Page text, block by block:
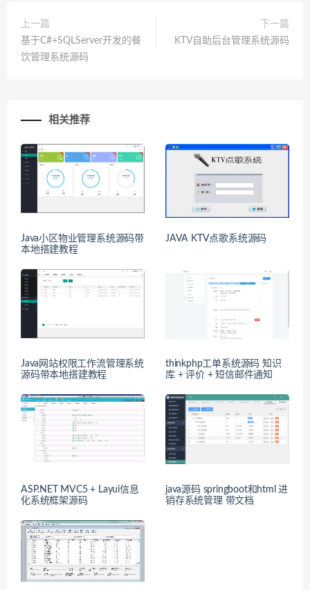
上一篇
基于C#+SQLServer开发的餐
饮管理系统源码
下一篇
KTV自助后台管理系统源码
相关推荐
Java小区物业管理系统源码带
本地搭建教程
JAVA KTV点歌系统源码
Java网站权限工作流管理系统
源码带本地搭建教程
thinkphp工单系统源码 知识
库 + 评价 + 短信邮件通知
ASP.NET MVC5 + Layui信息
化系统框架源码
java源码 springboot和html 进
销存系统管理 带文档